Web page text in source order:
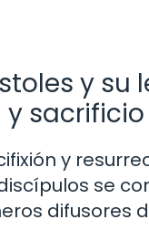
y su
sacrificio
y
se
difusores